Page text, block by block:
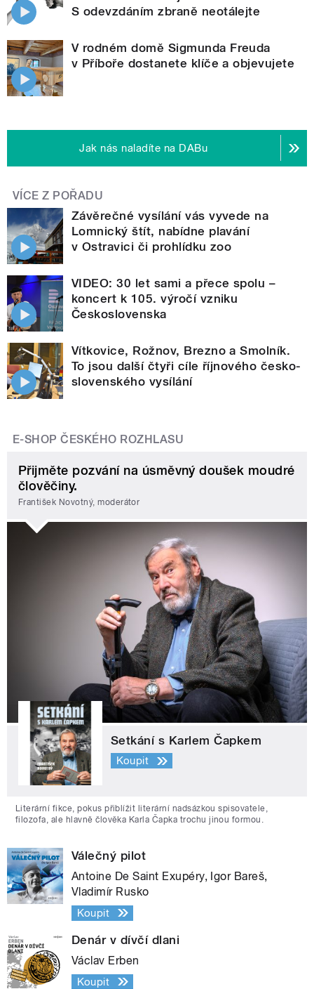
S odevzdáním zbraně neotálejte
V rodném domě Sigmunda Freuda
v Příboře dostanete klíče a objevujete
Jak nás naladíte na DABu
VÍCE Z POŘADU
Závěrečné vysílání vás vyvede na
Lomnický štít, nabídne plavání
v Ostravici či prohlídku zoo
VIDEO: 30 let sami a přece spolu –
koncert k 105. výročí vzniku
Československa
Vítkovice, Rožnov, Brezno a Smolník.
To jsou další čtyři cíle říjnového česko-
slovenského vysílání
E-SHOP ČESKÉHO ROZHLASU
Přijměte pozvání na úsměvný doušek moudré
člověčiny.
František Novotný, moderátor
Setkání s Karlem Čapkem
Koupit
Literární fikce, pokus přiblížit literární nadsázkou spisovatele,
filozofa, ale hlavně člověka Karla Čapka trochu jinou formou.
Válečný pilot
Antoine De Saint Exupéry, Igor Bareš,
Vladimír Rusko
Koupit
Denár v dívčí dlani
Václav Erben
Koupit